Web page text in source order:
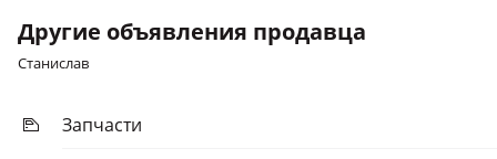
Другие объявления продавца
Станислав
Запчасти